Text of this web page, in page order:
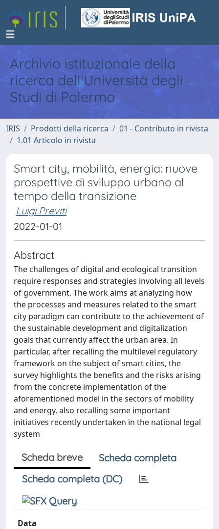
Archivio istituzionale della
ricerca dell'Università degli
Studi di Palermo
IRIS Prodotti della ricerca
01 - Contributo in rivista
1.01 Articolo in rivista
Smart city, mobilità, energia: nuove
prospettive di sviluppo urbano al
tempo della transizione
Luigi Previti
2022-01-01
Abstract
The challenges of digital and ecological transition
require responses and strategies involving all levels
of government. The work aims at analyzing how
the processes and measures related to the smart
city paradigm can contribute to the achievement of
the sustainable development and digitalization
goals that currently affect the urban area. In
particular, after recalling the multilevel regulatory
framework on the subject of smart cities, the
survey highlights the benefits and the risks arising
from the concrete implementation of the
aforementioned model in the sectors of mobility
and energy, also recalling some important
initiatives recently undertaken in the national legal
system
Scheda breve
Scheda completa
Scheda completa (DC)
Data